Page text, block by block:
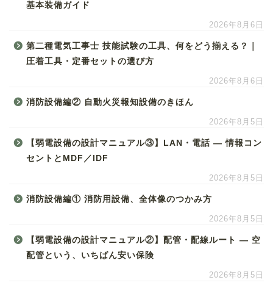
基本装備ガイド
2026年8月6日
第二種電気工事士 技能試験の工具、何をどう揃える？｜
圧着工具・定番セットの選び方
2026年8月6日
消防設備編② 自動火災報知設備のきほん
2026年8月5日
【弱電設備の設計マニュアル③】LAN・電話 ― 情報コン
セントとMDF／IDF
2026年8月5日
消防設備編① 消防用設備、全体像のつかみ方
2026年8月5日
【弱電設備の設計マニュアル②】配管・配線ルート ― 空
配管という、いちばん安い保険
2026年8月5日